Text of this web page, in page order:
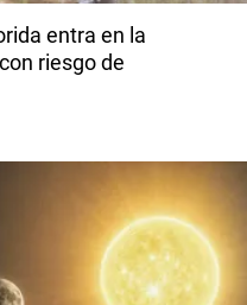
entra en la
riesgo de